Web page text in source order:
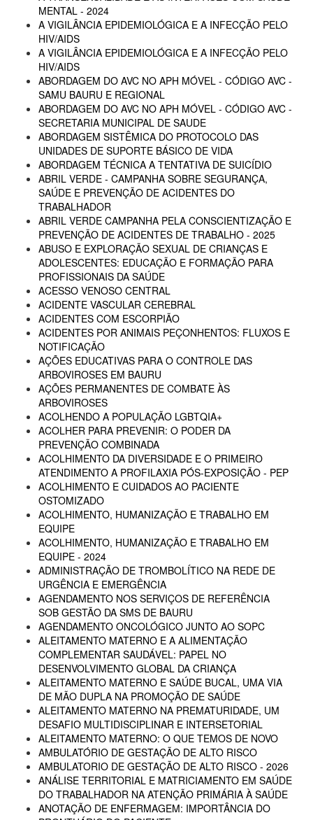
MENTAL - 2024
A VIGILÂNCIA EPIDEMIOLÓGICA E A INFECÇÃO PELO
HIV/AIDS
A VIGILÂNCIA EPIDEMIOLÓGICA E A INFECÇÃO PELO
HIV/AIDS
ABORDAGEM DO AVC NO APH MÓVEL - CÓDIGO AVC -
SAMU BAURU E REGIONAL
ABORDAGEM DO AVC NO APH MÓVEL - CÓDIGO AVC -
SECRETARIA MUNICIPAL DE SAUDE
ABORDAGEM SISTÊMICA DO PROTOCOLO DAS
UNIDADES DE SUPORTE BÁSICO DE VIDA
ABORDAGEM TÉCNICA A TENTATIVA DE SUICÍDIO
ABRIL VERDE - CAMPANHA SOBRE SEGURANÇA,
SAÚDE E PREVENÇÃO DE ACIDENTES DO
TRABALHADOR
ABRIL VERDE CAMPANHA PELA CONSCIENTIZAÇÃO E
PREVENÇÃO DE ACIDENTES DE TRABALHO - 2025
ABUSO E EXPLORAÇÃO SEXUAL DE CRIANÇAS E
ADOLESCENTES: EDUCAÇÃO E FORMAÇÃO PARA
PROFISSIONAIS DA SAÚDE
ACESSO VENOSO CENTRAL
ACIDENTE VASCULAR CEREBRAL
ACIDENTES COM ESCORPIÃO
ACIDENTES POR ANIMAIS PEÇONHENTOS: FLUXOS E
NOTIFICAÇÃO
AÇÕES EDUCATIVAS PARA O CONTROLE DAS
ARBOVIROSES EM BAURU
AÇÕES PERMANENTES DE COMBATE ÀS
ARBOVIROSES
ACOLHENDO A POPULAÇÃO LGBTQIA+
ACOLHER PARA PREVENIR: O PODER DA
PREVENÇÃO COMBINADA
ACOLHIMENTO DA DIVERSIDADE E O PRIMEIRO
ATENDIMENTO A PROFILAXIA PÓS-EXPOSIÇÃO - PEP
ACOLHIMENTO E CUIDADOS AO PACIENTE
OSTOMIZADO
ACOLHIMENTO, HUMANIZAÇÃO E TRABALHO EM
EQUIPE
ACOLHIMENTO, HUMANIZAÇÃO E TRABALHO EM
EQUIPE - 2024
ADMINISTRAÇÃO DE TROMBOLÍTICO NA REDE DE
URGÊNCIA E EMERGÊNCIA
AGENDAMENTO NOS SERVIÇOS DE REFERÊNCIA
SOB GESTÃO DA SMS DE BAURU
AGENDAMENTO ONCOLÓGICO JUNTO AO SOPC
ALEITAMENTO MATERNO E A ALIMENTAÇÃO
COMPLEMENTAR SAUDÁVEL: PAPEL NO
DESENVOLVIMENTO GLOBAL DA CRIANÇA
ALEITAMENTO MATERNO E SAÚDE BUCAL, UMA VIA
DE MÃO DUPLA NA PROMOÇÃO DE SAÚDE
ALEITAMENTO MATERNO NA PREMATURIDADE, UM
DESAFIO MULTIDISCIPLINAR E INTERSETORIAL
ALEITAMENTO MATERNO: O QUE TEMOS DE NOVO
AMBULATÓRIO DE GESTAÇÃO DE ALTO RISCO
AMBULATORIO DE GESTAÇÃO DE ALTO RISCO - 2026
ANÁLISE TERRITORIAL E MATRICIAMENTO EM SAÚDE
DO TRABALHADOR NA ATENÇÃO PRIMÁRIA À SAÚDE
ANOTAÇÃO DE ENFERMAGEM: IMPORTÂNCIA DO